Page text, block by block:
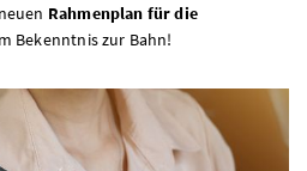
Rahmenplan für die
Bekenntnis zur Bahn!